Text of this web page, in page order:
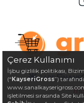
Çerez Kullanımı
İşbu gizlilik politikası,
(“KayseriGross”)
işletilmesi sırasında Site